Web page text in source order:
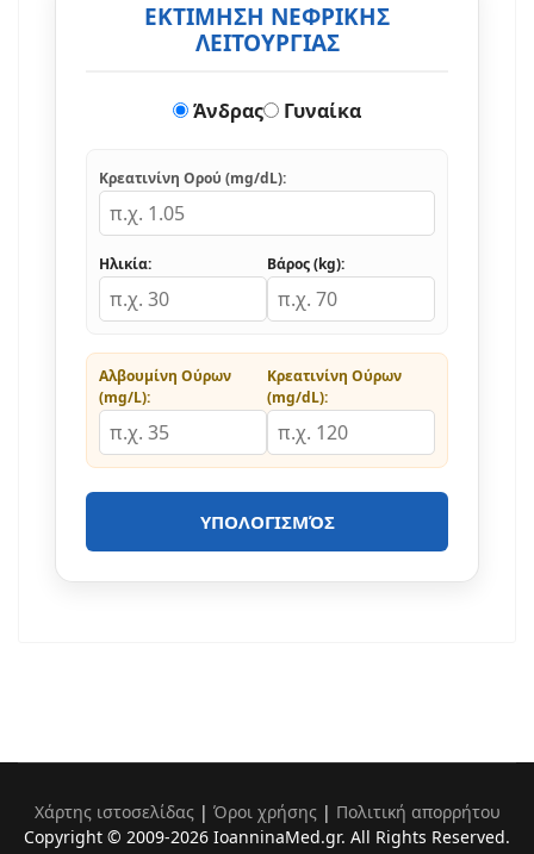
ΕΚΤΙΜΗΣΗ ΝΕΦΡΙΚΗΣ
ΛΕΙΤΟΥΡΓΙΑΣ
Άνδρας Γυναίκα
Κρεατινίνη Ορού (mg/dL):
Ηλικία: Βάρος (kg):
Αλβουμίνη Ούρων
(mg/L):
Κρεατινίνη Ούρων
(mg/dL):
ΥΠΟΛΟΓΙΣΜΌΣ
Χάρτης ιστοσελίδας| Όροι χρήσης| Πολιτική απορρήτου
Copyright © 2009-2026 IoanninaMed.gr. All Rights Reserved.